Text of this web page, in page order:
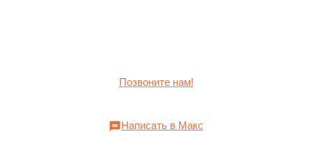
Позвоните нам!
Написать в Макс